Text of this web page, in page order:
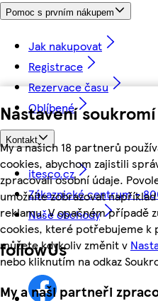
Nastavení
My a našich 18 partnerů
cookies, abychom zajistili
zpracovali osobní údaje.
umožníte zobrazovat
reklamu. V opačném případě
cookies, které potřebujeme k
můžete kdykoliv změnit v
nebo kliknutím na odkaz
My a naši partneři
Pomoc s prvním nákupem
Jak nakupovat
Registrace
Rezervace času
Oblíbené
Kontakt
itesco.cz
Zákaznické centrum -
Naše obchody
followUs